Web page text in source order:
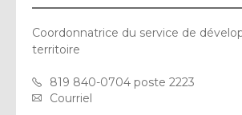
Coordonnatrice du service de
territoire
819 840-0704 poste 2223
Courriel